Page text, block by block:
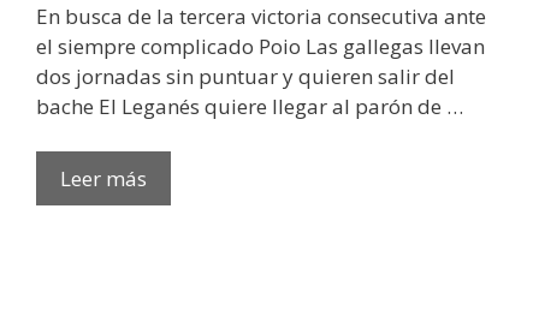
En busca de la tercera victoria consecutiva ante
el siempre complicado Poio Las gallegas llevan
dos jornadas sin puntuar y quieren salir del
bache El Leganés quiere llegar al parón de …
Leer más